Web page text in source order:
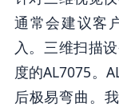
通常会建议客
入。三维扫描
度的AL7075。
后极易弯曲。